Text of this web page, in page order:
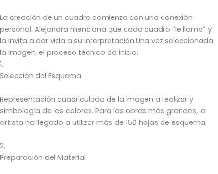
La creación de un cuadro comienza con una conexión
personal. Alejandra menciona que cada cuadro “le llama” y
la invita a dar vida a su interpretación.Una vez seleccionada
la imagen, el proceso técnico da inicio:
1.
Selección del Esquema
Representación cuadriculada de la imagen a realizar y
simbología de los colores. Para las obras más grandes, la
artista ha llegado a utilizar más de 150 hojas de esquema.
2.
Preparación del Material